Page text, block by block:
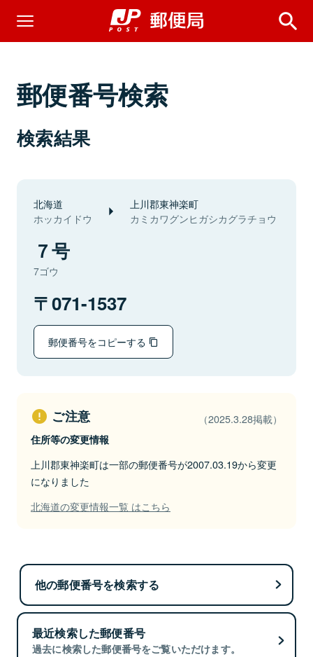
郵便番号検索
検索結果
北海道
ホッカイドウ
上川郡東神楽町
カミカワグンヒガシカグラチョウ
７号
7ゴウ
071-1537
郵便番号をコピーする
ご注意 （2025.3.28掲載）
住所等の変更情報
上川郡東神楽町は一部の郵便番号が2007.03.19から変更
になりました
北海道の変更情報一覧 はこちら
他の郵便番号を検索する
最近検索した郵便番号
過去に検索した郵便番号をご覧いただけます。